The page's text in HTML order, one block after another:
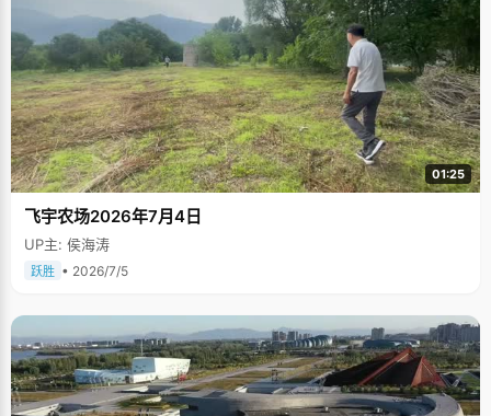
01:25
飞宇农场2026年7月4日
UP主: 侯海涛
跃胜 • 2026/7/5